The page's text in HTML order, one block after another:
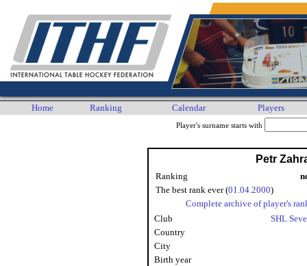
Home Ranking Calendar Players
Player's surname starts with
Petr
Ranking
The best rank ever (01.04.2000)
Complete archive of player's
Club
SHL
Country
City
Birth year